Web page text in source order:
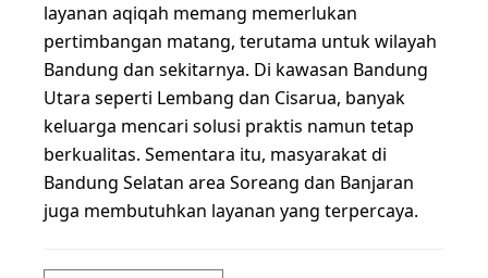
layanan aqiqah memang memerlukan
pertimbangan matang, terutama untuk wilayah
Bandung dan sekitarnya. Di kawasan Bandung
Utara seperti Lembang dan Cisarua, banyak
keluarga mencari solusi praktis namun tetap
berkualitas. Sementara itu, masyarakat di
Bandung Selatan area Soreang dan Banjaran
juga membutuhkan layanan yang terpercaya.